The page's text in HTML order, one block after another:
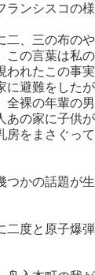
ンシスコの様
、三の布の
の言葉は私
れたこの事
避難をした
裸の年輩の
の家に子供
をまさぐっ
かの話題が
度と原子爆